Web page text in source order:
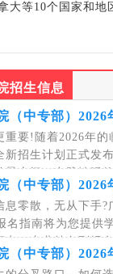
大等10个国家和地
招生信息
（中专部）2026
重要!随着2026年的
新招生计划正式发
景广阔、实践性强
业”。如果你正在
（中专部）2026
息零散，无从下手?
名指南将为您提供
点、专业特色到报
份指南，就是您了
（中专部）2026